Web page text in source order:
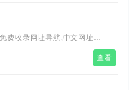
费收录网址导航,中文网址导
优秀的网站及资源。及时收录
类的网址和内容,让您的网络查看